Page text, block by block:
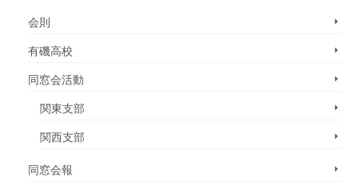
会則
有磯高校
同窓会活動
関東支部
関西支部
同窓会報